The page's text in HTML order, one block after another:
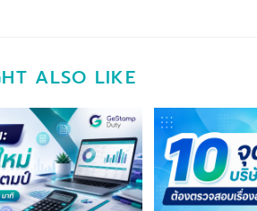
ALSO LIKE